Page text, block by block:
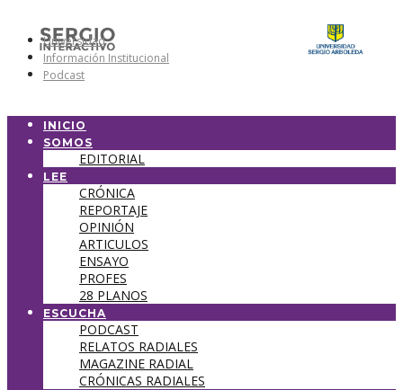
Universidad
Información Institucional
Podcast
INICIO
SOMOS
EDITORIAL
LEE
CRÓNICA
REPORTAJE
OPINIÓN
ARTICULOS
ENSAYO
PROFES
28 PLANOS
ESCUCHA
PODCAST
RELATOS RADIALES
MAGAZINE RADIAL
CRÓNICAS RADIALES